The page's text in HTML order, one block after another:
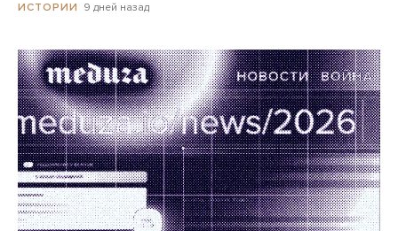
ИСТОРИИ 9 дней назад